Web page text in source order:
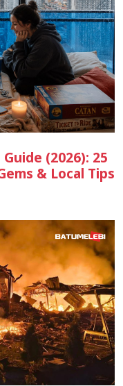
(2026): 25
& Local Tips